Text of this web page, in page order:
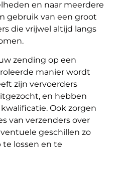
en naar meerdere
gebruik van een groot
die vrijwel altijd langs
zending op een
manier wordt
zijn vervoerders
en hebben
kwalificatie. Ook zorgen
van verzenders over
geschillen zo
lossen en te